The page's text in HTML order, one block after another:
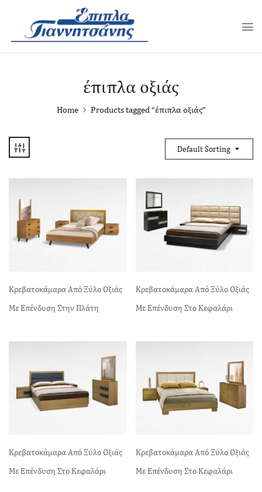
έπιπλα οξιάς
Home Products tagged “έπιπλα οξιάς”
Default Sorting
Κρεβατοκάμαρα Από Ξύλο Οξιάς
Με Επένδυση Στην Πλάτη
Κρεβατοκάμαρα Από Ξύλο Οξιάς
Με Επένδυση Στο Κεφαλάρι
Κρεβατοκάμαρα Από Ξύλο Οξιάς
Με Επένδυση Στο Κεφαλάρι
Κρεβατοκάμαρα Από Ξύλο Οξιάς
Με Επένδυση Στο Κεφαλάρι